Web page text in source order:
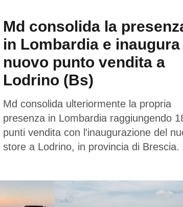
Md consolida la
in Lombardia e inaugura
nuovo punto vendita a
Lodrino (Bs)
Md consolida ulteriormente la propria
presenza in Lombardia raggiungendo
punti vendita con l'inaugurazione del
store a Lodrino, in provincia di Brescia.